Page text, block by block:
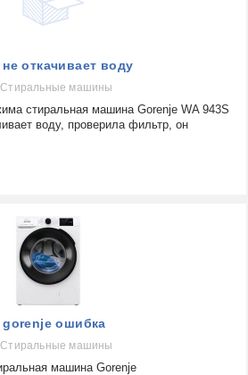
откачивает воду
Стиральные машины
стиральная машина Gorenje WA 943S
воду, проверила фильтр, он
ошибка
Стиральные машины
машина Gorenje